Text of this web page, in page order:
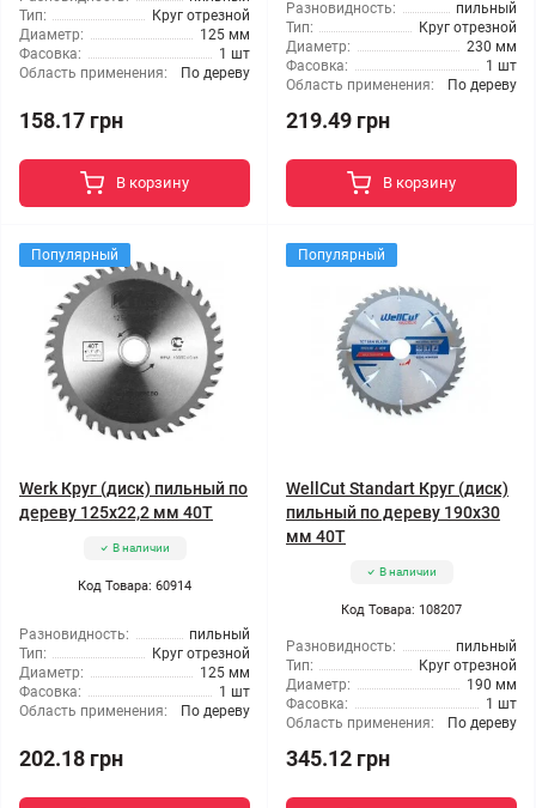
Тип:
Круг отрезной
Диаметр:
125 мм
Фасовка:
1 шт
Область применения:
По дереву
158.17 грн
В корзину
Разновидность:
пильный
Тип:
Круг отрезной
Диаметр:
230 мм
Фасовка:
1 шт
Область применения:
По дереву
219.49 грн
В корзину
Популярный
Werk Круг (диск) пильный по
дереву 125x22,2 мм 40Т
В наличии
Код Товара: 60914
Разновидность:
пильный
Тип:
Круг отрезной
Диаметр:
125 мм
Фасовка:
1 шт
Область применения:
По дереву
202.18 грн
Популярный
WellCut Standart Круг (диск)
пильный по дереву 190x30
мм 40Т
В наличии
Код Товара: 108207
Разновидность:
пильный
Тип:
Круг отрезной
Диаметр:
190 мм
Фасовка:
1 шт
Область применения:
По дереву
345.12 грн